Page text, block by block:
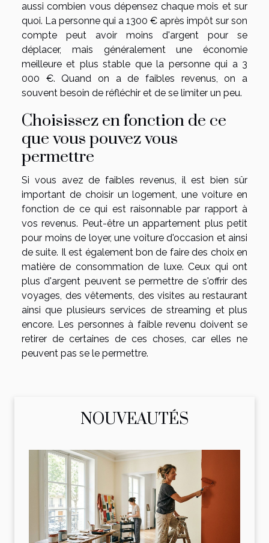
aussi combien vous dépensez chaque mois et sur
quoi. La personne qui a 1300 € après impôt sur son
compte peut avoir moins d'argent pour se
déplacer, mais généralement une économie
meilleure et plus stable que la personne qui a 3
000 €. Quand on a de faibles revenus, on a
souvent besoin de réfléchir et de se limiter un peu.
Choisissez en fonction de ce
que vous pouvez vous
permettre
Si vous avez de faibles revenus, il est bien sûr
important de choisir un logement, une voiture en
fonction de ce qui est raisonnable par rapport à
vos revenus. Peut-être un appartement plus petit
pour moins de loyer, une voiture d'occasion et ainsi
de suite. Il est également bon de faire des choix en
matière de consommation de luxe. Ceux qui ont
plus d'argent peuvent se permettre de s'offrir des
voyages, des vêtements, des visites au restaurant
ainsi que plusieurs services de streaming et plus
encore. Les personnes à faible revenu doivent se
retirer de certaines de ces choses, car elles ne
peuvent pas se le permettre.
NOUVEAUTÉS